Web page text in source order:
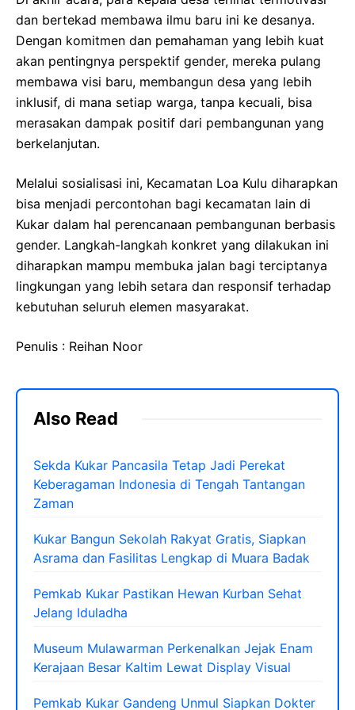
dan bertekad membawa ilmu baru ini ke desanya.
Dengan komitmen dan pemahaman yang lebih kuat
akan pentingnya perspektif gender, mereka pulang
membawa visi baru, membangun desa yang lebih
inklusif, di mana setiap warga, tanpa kecuali, bisa
merasakan dampak positif dari pembangunan yang
berkelanjutan.
Melalui sosialisasi ini, Kecamatan Loa Kulu diharapkan
bisa menjadi percontohan bagi kecamatan lain di
Kukar dalam hal perencanaan pembangunan berbasis
gender. Langkah-langkah konkret yang dilakukan ini
diharapkan mampu membuka jalan bagi terciptanya
lingkungan yang lebih setara dan responsif terhadap
kebutuhan seluruh elemen masyarakat.
Penulis : Reihan Noor
Also Read
Sekda Kukar Pancasila Tetap Jadi Perekat
Keberagaman Indonesia di Tengah Tantangan
Zaman
Kukar Bangun Sekolah Rakyat Gratis, Siapkan
Asrama dan Fasilitas Lengkap di Muara Badak
Pemkab Kukar Pastikan Hewan Kurban Sehat
Jelang Iduladha
Museum Mulawarman Perkenalkan Jejak Enam
Kerajaan Besar Kaltim Lewat Display Visual
Pemkab Kukar Gandeng Unmul Siapkan Dokter